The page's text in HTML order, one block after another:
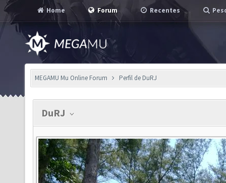
Home Forum Recentes
MEGAMU Mu Online Forum Perfil de DuRJ
DuRJ